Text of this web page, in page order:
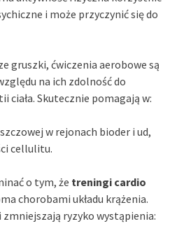
i może przyczynić się do
gruszki, ćwiczenia aerobowe są
na ich zdolność do
ciała. Skutecznie pomagają w:
w rejonach bioder i ud,
cellulitu.
o tym, że treningi cardio
chorobami układu krążenia.
ryzyko wystąpienia: